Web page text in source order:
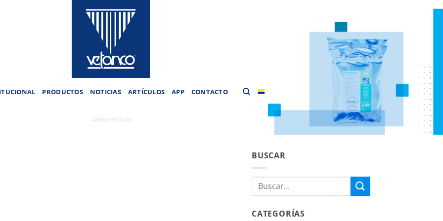
PRODUCTOS NOTICIAS ARTÍCULOS APP CONTACTO
Anticoccidiano
BUSCAR
Buscar
CATEGORÍAS